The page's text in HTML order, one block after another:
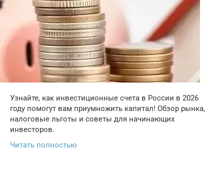
Узнайте, как инвестиционные счета в России в 2026
году помогут вам приумножить капитал! Обзор рынка,
налоговые льготы и советы для начинающих
инвесторов.
Читать полностью